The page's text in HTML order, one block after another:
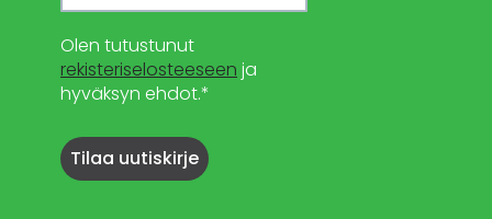
Olen tutustunut
rekisteriselosteeseen ja
hyväksyn ehdot.*